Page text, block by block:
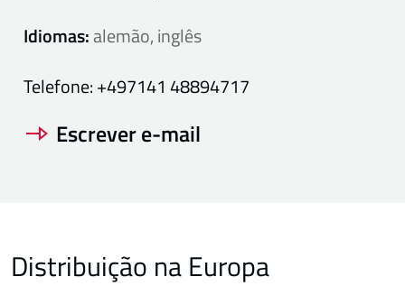
Idiomas:alemão, inglês
Telefone:+497141 48894717
Escrever e-mail
Distribuição na Europa